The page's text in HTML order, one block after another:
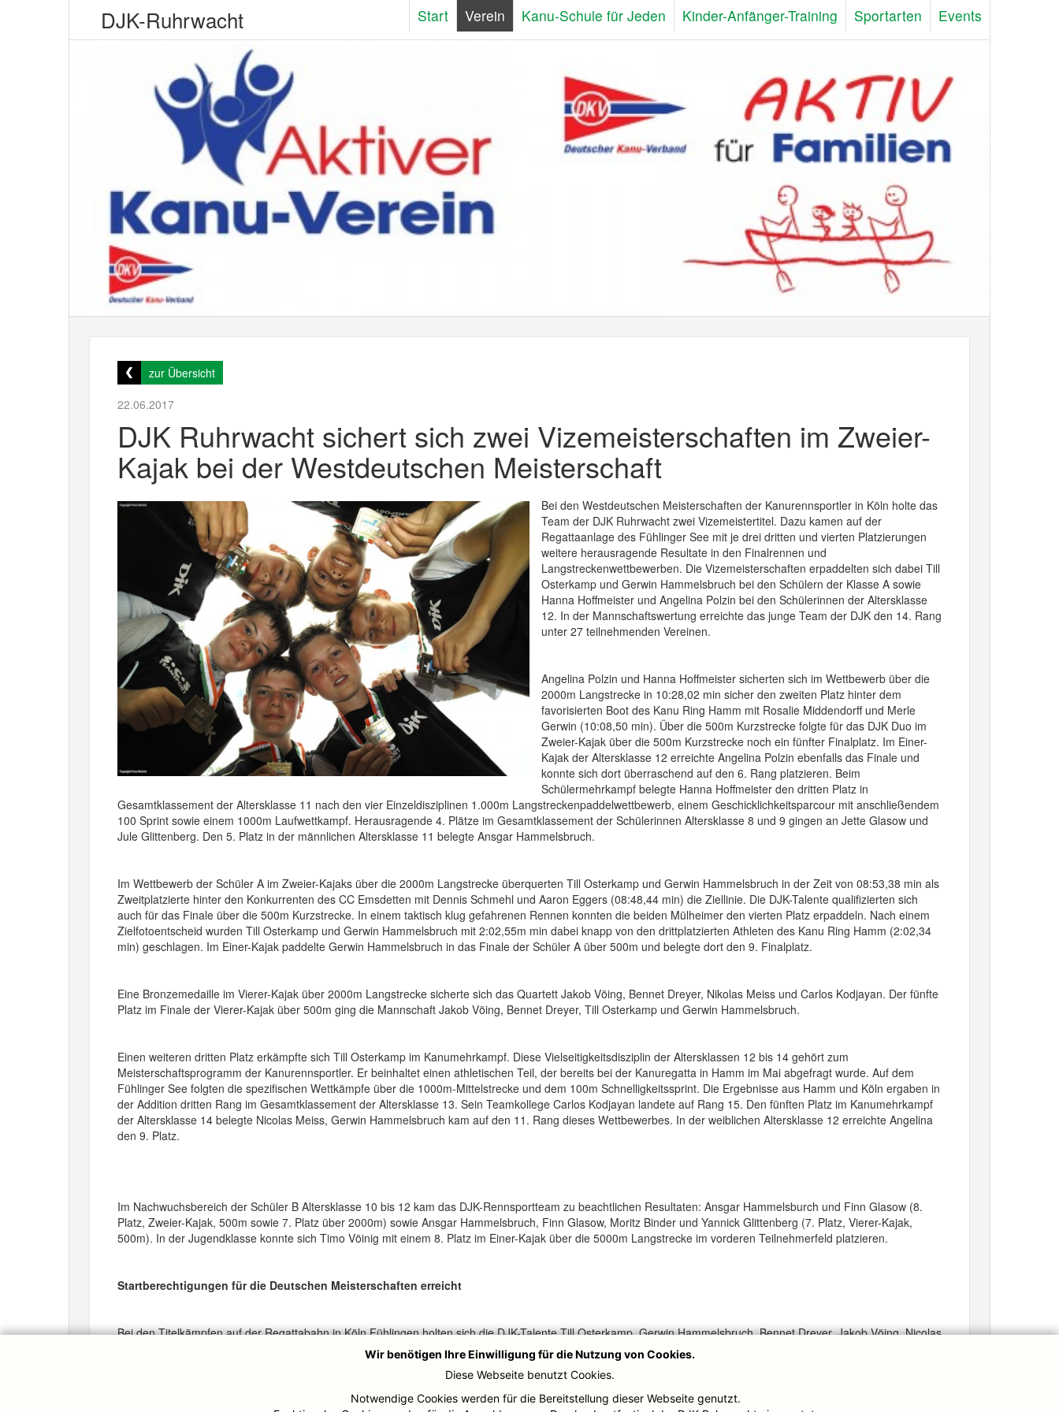
DJK-Ruhrwacht Start Verein Kanu-Schule für Jeden Kinder-Anfänger-Training Sportarten Events
zur Übersicht
22.06.2017
DJK Ruhrwacht sichert sich zwei Vizemeisterschaften im Zweier-
Kajak bei der Westdeutschen Meisterschaft
Bei den Westdeutschen Meisterschaften der Kanurennsportler in Köln holte das
Team der DJK Ruhrwacht zwei Vizemeistertitel. Dazu kamen auf der
Regattaanlage des Fühlinger See mit je drei dritten und vierten Platzierungen
weitere herausragende Resultate in den Finalrennen und
Langstreckenwettbewerben. Die Vizemeisterschaften erpaddelten sich dabei Till
Osterkamp und Gerwin Hammelsbruch bei den Schülern der Klasse A sowie
Hanna Hoffmeister und Angelina Polzin bei den Schülerinnen der Altersklasse
12. In der Mannschaftswertung erreichte das junge Team der DJK den 14. Rang
unter 27 teilnehmenden Vereinen.
Angelina Polzin und Hanna Hoffmeister sicherten sich im Wettbewerb über die
2000m Langstrecke in 10:28,02 min sicher den zweiten Platz hinter dem
favorisierten Boot des Kanu Ring Hamm mit Rosalie Middendorff und Merle
Gerwin (10:08,50 min). Über die 500m Kurzstrecke folgte für das DJK Duo im
Zweier-Kajak über die 500m Kurzstrecke noch ein fünfter Finalplatz. Im Einer-
Kajak der Altersklasse 12 erreichte Angelina Polzin ebenfalls das Finale und
konnte sich dort überraschend auf den 6. Rang platzieren. Beim
Schülermehrkampf belegte Hanna Hoffmeister den dritten Platz in
Gesamtklassement der Altersklasse 11 nach den vier Einzeldisziplinen 1.000m Langstreckenpaddelwettbewerb, einem Geschicklichkeitsparcour mit anschließendem
100 Sprint sowie einem 1000m Laufwettkampf. Herausragende 4. Plätze im Gesamtklassement der Schülerinnen Altersklasse 8 und 9 gingen an Jette Glasow und
Jule Glittenberg. Den 5. Platz in der männlichen Altersklasse 11 belegte Ansgar Hammelsbruch.
Im Wettbewerb der Schüler A im Zweier-Kajaks über die 2000m Langstrecke überquerten Till Osterkamp und Gerwin Hammelsbruch in der Zeit von 08:53,38 min als
Zweitplatzierte hinter den Konkurrenten des CC Emsdetten mit Dennis Schmehl und Aaron Eggers (08:48,44 min) die Ziellinie. Die DJK-Talente qualifizierten sich
auch für das Finale über die 500m Kurzstrecke. In einem taktisch klug gefahrenen Rennen konnten die beiden Mülheimer den vierten Platz erpaddeln. Nach einem
Zielfotoentscheid wurden Till Osterkamp und Gerwin Hammelsbruch mit 2:02,55m min dabei knapp von den drittplatzierten Athleten des Kanu Ring Hamm (2:02,34
min) geschlagen. Im Einer-Kajak paddelte Gerwin Hammelsbruch in das Finale der Schüler A über 500m und belegte dort den 9. Finalplatz.
Eine Bronzemedaille im Vierer-Kajak über 2000m Langstrecke sicherte sich das Quartett Jakob Vöing, Bennet Dreyer, Nikolas Meiss und Carlos Kodjayan. Der fünfte
Platz im Finale der Vierer-Kajak über 500m ging die Mannschaft Jakob Vöing, Bennet Dreyer, Till Osterkamp und Gerwin Hammelsbruch.
Einen weiteren dritten Platz erkämpfte sich Till Osterkamp im Kanumehrkampf. Diese Vielseitigkeitsdisziplin der Altersklassen 12 bis 14 gehört zum
Meisterschaftsprogramm der Kanurennsportler. Er beinhaltet einen athletischen Teil, der bereits bei der Kanuregatta in Hamm im Mai abgefragt wurde. Auf dem
Fühlinger See folgten die spezifischen Wettkämpfe über die 1000m-Mittelstrecke und dem 100m Schnelligkeitssprint. Die Ergebnisse aus Hamm und Köln ergaben in
der Addition dritten Rang im Gesamtklassement der Altersklasse 13. Sein Teamkollege Carlos Kodjayan landete auf Rang 15. Den fünften Platz im Kanumehrkampf
der Altersklasse 14 belegte Nicolas Meiss, Gerwin Hammelsbruch kam auf den 11. Rang dieses Wettbewerbes. In der weiblichen Altersklasse 12 erreichte Angelina
den 9. Platz.
Im Nachwuchsbereich der Schüler B Altersklasse 10 bis 12 kam das DJK-Rennsportteam zu beachtlichen Resultaten: Ansgar Hammelsburch und Finn Glasow (8.
Platz, Zweier-Kajak, 500m sowie 7. Platz über 2000m) sowie Ansgar Hammelsbruch, Finn Glasow, Moritz Binder und Yannick Glittenberg (7. Platz, Vierer-Kajak,
500m). In der Jugendklasse konnte sich Timo Vöinig mit einem 8. Platz im Einer-Kajak über die 5000m Langstrecke im vorderen Teilnehmerfeld platzieren.
Startberechtigungen für die Deutschen Meisterschaften erreicht
Bei den Titelkämpfen auf der Regattabahn in Köln Fühlingen holten sich die DJK-Talente Till Osterkamp, Gerwin Hammelsbruch, Bennet Dreyer, Jakob Vöing, Nicolas
Meiss und Timo Vöing die Startberechtigungen für die Deutschen Meisterschaften, die vom 30. August bis 03.September auf der Olympiastrecke in München
Oberschleißheim ausgetragen werden. Alle sechs Sportler der DJK-Ruhrwacht Mülheim werden auch an den Langstreckenwettbewerben teilnehmen.
Wir benötigen Ihre Einwilligung für die Nutzung von Cookies.
Diese Webseite benutzt Cookies.
Notwendige Cookies werden für die Bereitstellung dieser Webseite genutzt.